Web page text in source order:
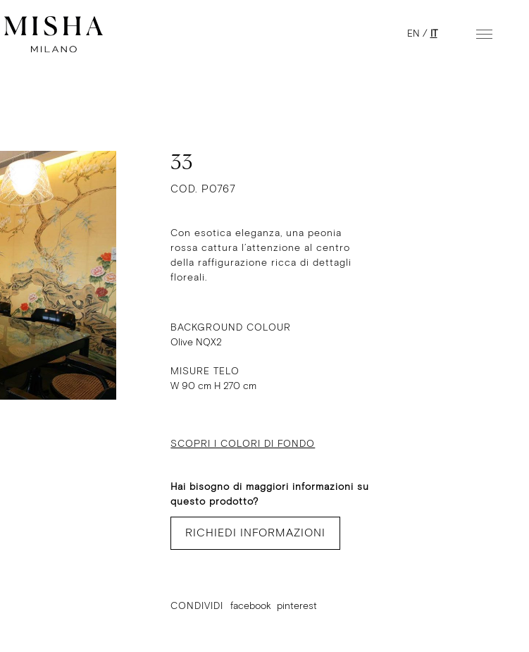
EN / IT
33
COD. P0767
Con esotica eleganza, una peonia
rossa cattura l’attenzione al centro
della raffigurazione ricca di dettagli
floreali.
BACKGROUND COLOUR
Olive NQX2
MISURE TELO
W 90 cm H 270 cm
SCOPRI I COLORI DI FONDO
Hai bisogno di maggiori informazioni su
questo prodotto?
RICHIEDI INFORMAZIONI
CONDIVIDI facebook pinterest